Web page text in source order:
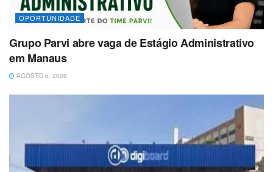
OPORTUNIDADE
Grupo Parvi abre vaga de Estágio Administrativo
em Manaus
AGOSTO 6, 2026